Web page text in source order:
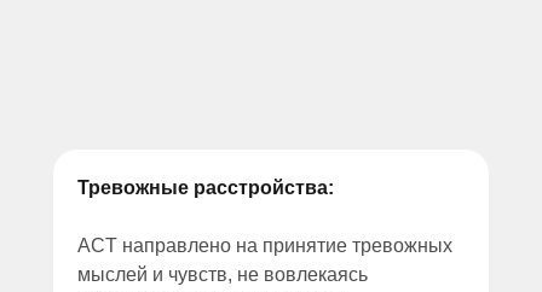
Тревожные расстройства:
ACT направлено на принятие тревожных
мыслей и чувств, не вовлекаясь